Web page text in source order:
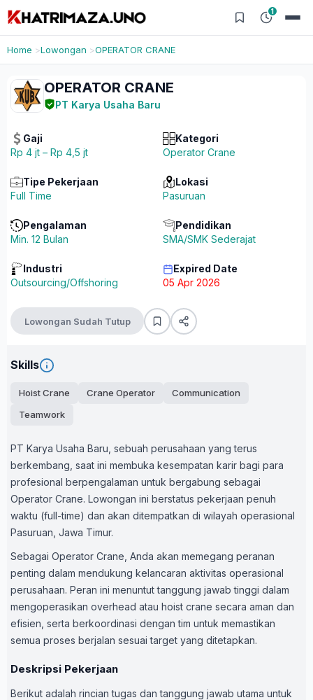
1
Home Lowongan OPERATOR CRANE
OPERATOR CRANE
PT Karya Usaha Baru
Gaji
Rp 4 jt – Rp 4,5 jt
Kategori
Operator Crane
Tipe Pekerjaan
Full Time
Lokasi
Pasuruan
Pengalaman
Min. 12 Bulan
Pendidikan
SMA/SMK Sederajat
Industri
Outsourcing/Offshoring
Expired Date
05 Apr 2026
Lowongan Sudah Tutup
Skills
Hoist Crane Crane Operator
Communication
Teamwork
PT Karya Usaha Baru, sebuah perusahaan yang terus
berkembang, saat ini membuka kesempatan karir bagi para
profesional berpengalaman untuk bergabung sebagai
Operator Crane. Lowongan ini berstatus pekerjaan penuh
waktu (full-time) dan akan ditempatkan di wilayah operasional
Pasuruan, Jawa Timur.
Sebagai Operator Crane, Anda akan memegang peranan
penting dalam mendukung kelancaran aktivitas operasional
perusahaan. Peran ini menuntut tanggung jawab tinggi dalam
mengoperasikan overhead atau hoist crane secara aman dan
efisien, serta berkoordinasi dengan tim untuk memastikan
semua proses berjalan sesuai target yang ditetapkan.
Deskripsi Pekerjaan
Berikut adalah rincian tugas dan tanggung jawab utama untuk